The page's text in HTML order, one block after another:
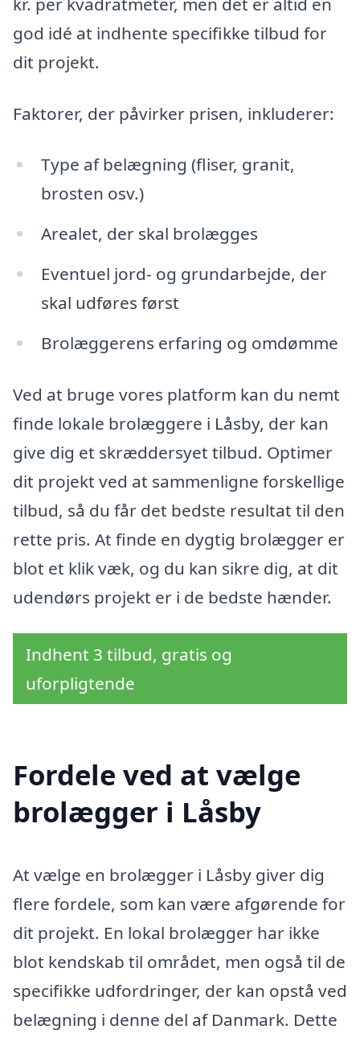
god idé at indhente specifikke tilbud for
dit projekt.
Faktorer, der påvirker prisen, inkluderer:
Type af belægning (fliser, granit,
brosten osv.)
Arealet, der skal brolægges
Eventuel jord- og grundarbejde, der
skal udføres først
Brolæggerens erfaring og omdømme
Ved at bruge vores platform kan du nemt
finde lokale brolæggere i Låsby, der kan
give dig et skræddersyet tilbud. Optimer
dit projekt ved at sammenligne forskellige
tilbud, så du får det bedste resultat til den
rette pris. At finde en dygtig brolægger er
blot et klik væk, og du kan sikre dig, at dit
udendørs projekt er i de bedste hænder.
Indhent 3 tilbud, gratis og
uforpligtende
Fordele ved at vælge
brolægger i Låsby
At vælge en brolægger i Låsby giver dig
flere fordele, som kan være afgørende for
dit projekt. En lokal brolægger har ikke
blot kendskab til området, men også til de
specifikke udfordringer, der kan opstå ved
belægning i denne del af Danmark. Dette